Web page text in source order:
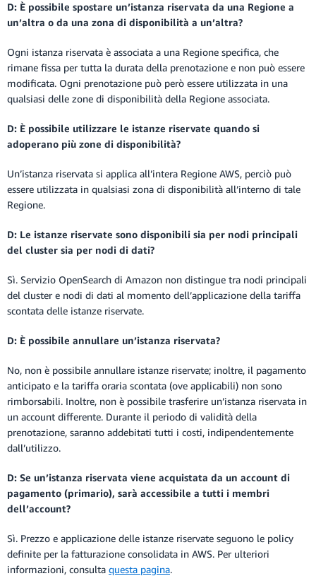
D: È possibile spostare un’istanza riservata da una Regione a
un’altra o da una zona di disponibilità a un’altra?
Ogni istanza riservata è associata a una Regione specifica, che
rimane fissa per tutta la durata della prenotazione e non può essere
modificata. Ogni prenotazione può però essere utilizzata in una
qualsiasi delle zone di disponibilità della Regione associata.
D: È possibile utilizzare le istanze riservate quando si
adoperano più zone di disponibilità?
Un’istanza riservata si applica all’intera Regione AWS, perciò può
essere utilizzata in qualsiasi zona di disponibilità all’interno di tale
Regione.
D: Le istanze riservate sono disponibili sia per nodi principali
del cluster sia per nodi di dati?
Sì. Servizio OpenSearch di Amazon non distingue tra nodi principali
del cluster e nodi di dati al momento dell’applicazione della tariffa
scontata delle istanze riservate.
D: È possibile annullare un’istanza riservata?
No, non è possibile annullare istanze riservate; inoltre, il pagamento
anticipato e la tariffa oraria scontata (ove applicabili) non sono
rimborsabili. Inoltre, non è possibile trasferire un’istanza riservata in
un account differente. Durante il periodo di validità della
prenotazione, saranno addebitati tutti i costi, indipendentemente
dall’utilizzo.
D: Se un’istanza riservata viene acquistata da un account di
pagamento (primario), sarà accessibile a tutti i membri
dell’account?
Sì. Prezzo e applicazione delle istanze riservate seguono le policy
definite per la fatturazione consolidata in AWS. Per ulteriori
informazioni, consulta questa pagina.